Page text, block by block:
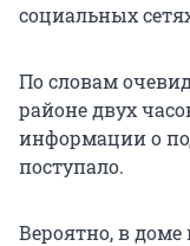
социальных
По словам
районе двух
информации о
поступало.
Вероятно, в доме